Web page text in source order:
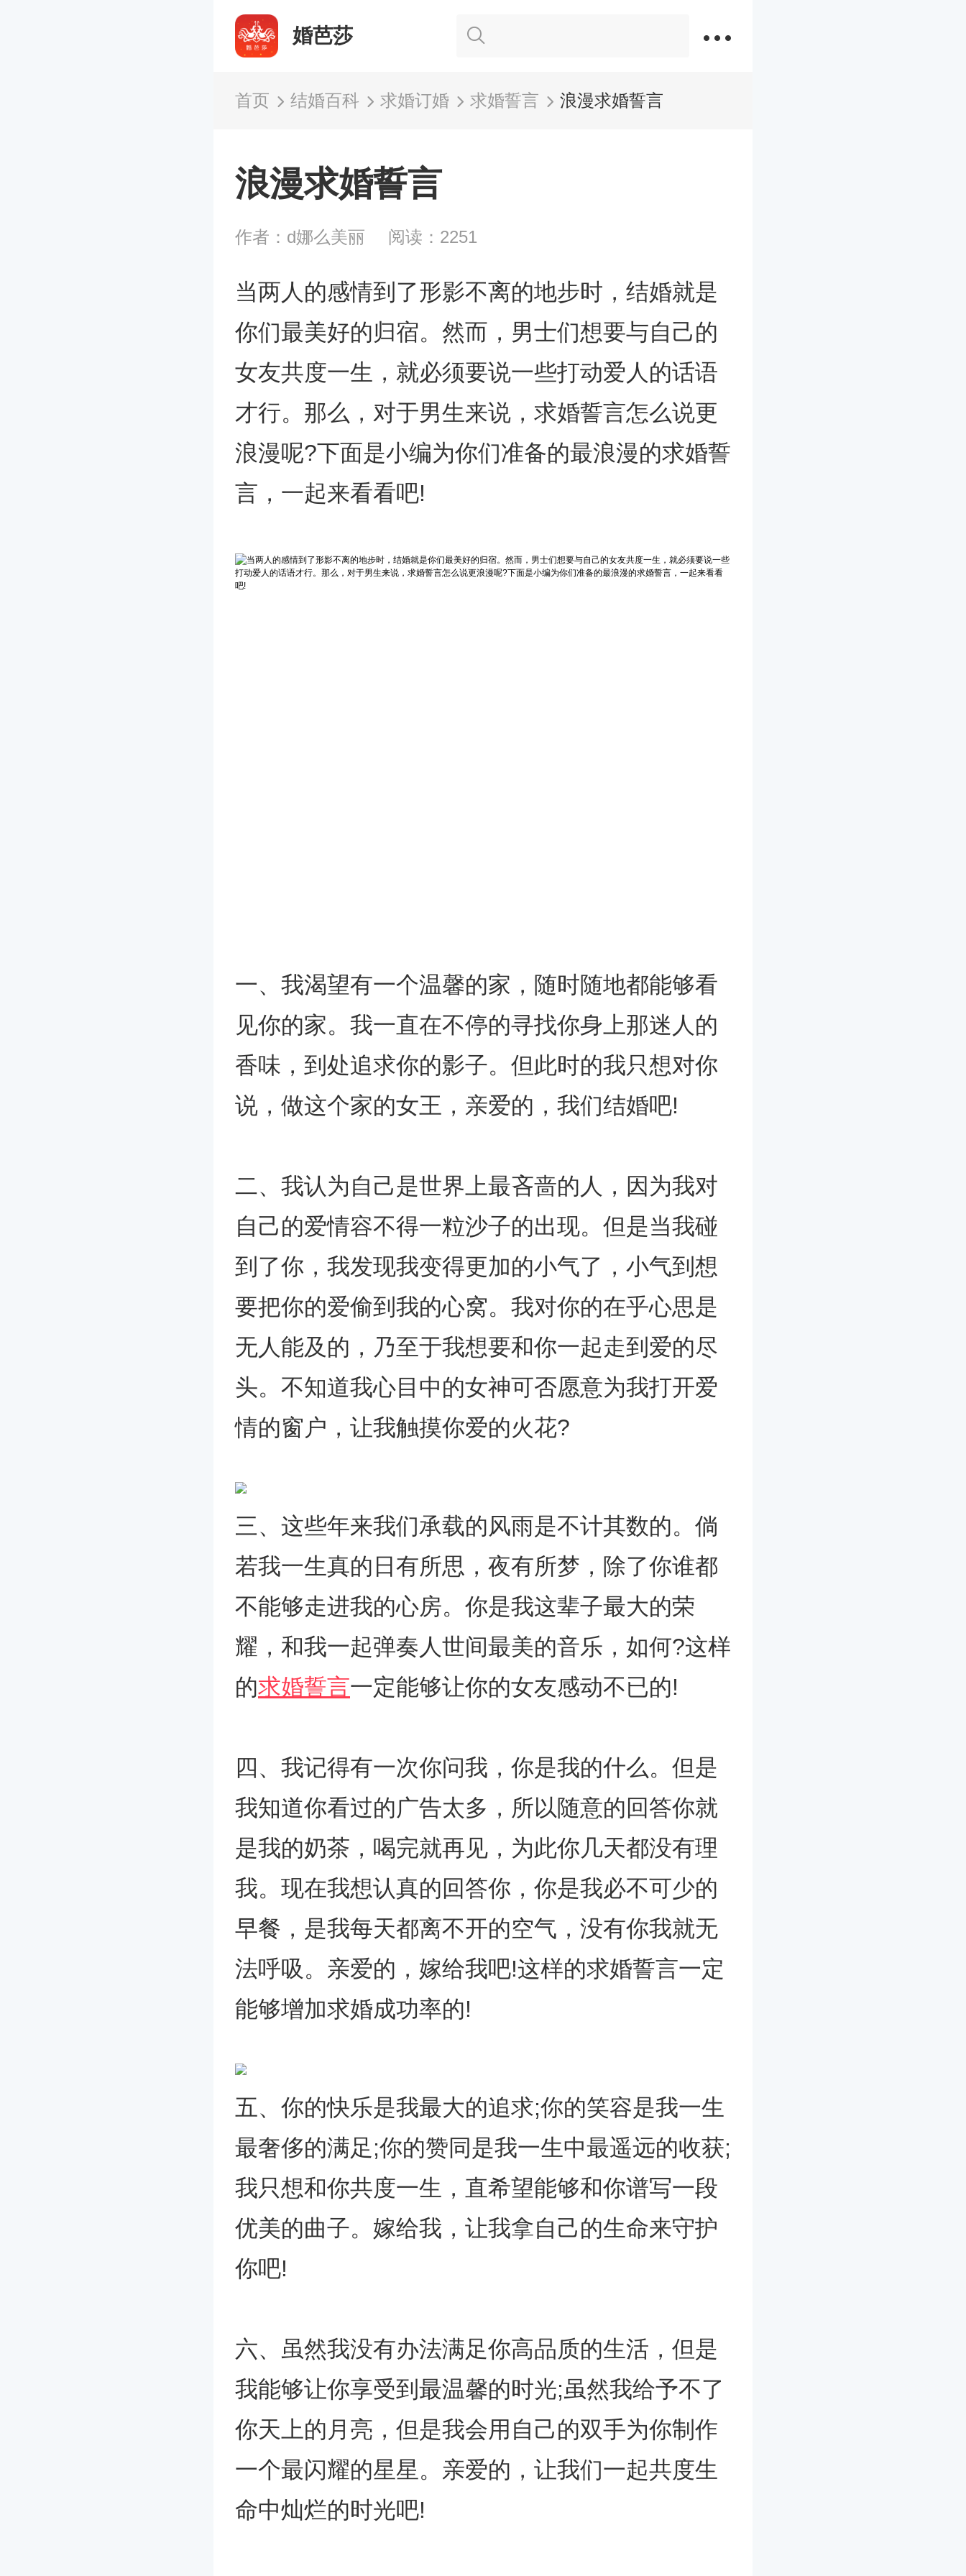
婚芭莎
首页 结婚百科 求婚订婚 求婚誓言 浪漫求婚誓言
浪漫求婚誓言
作者：d娜么美丽 阅读：2251
当两人的感情到了形影不离的地步时，结婚就是
你们最美好的归宿。然而，男士们想要与自己的
女友共度一生，就必须要说一些打动爱人的话语
才行。那么，对于男生来说，求婚誓言怎么说更
浪漫呢?下面是小编为你们准备的最浪漫的求婚誓
言，一起来看看吧!
一、我渴望有一个温馨的家，随时随地都能够看
见你的家。我一直在不停的寻找你身上那迷人的
香味，到处追求你的影子。但此时的我只想对你
说，做这个家的女王，亲爱的，我们结婚吧!
二、我认为自己是世界上最吝啬的人，因为我对
自己的爱情容不得一粒沙子的出现。但是当我碰
到了你，我发现我变得更加的小气了，小气到想
要把你的爱偷到我的心窝。我对你的在乎心思是
无人能及的，乃至于我想要和你一起走到爱的尽
头。不知道我心目中的女神可否愿意为我打开爱
情的窗户，让我触摸你爱的火花?
三、这些年来我们承载的风雨是不计其数的。倘
若我一生真的日有所思，夜有所梦，除了你谁都
不能够走进我的心房。你是我这辈子最大的荣
耀，和我一起弹奏人世间最美的音乐，如何?这样
的求婚誓言一定能够让你的女友感动不已的!
四、我记得有一次你问我，你是我的什么。但是
我知道你看过的广告太多，所以随意的回答你就
是我的奶茶，喝完就再见，为此你几天都没有理
我。现在我想认真的回答你，你是我必不可少的
早餐，是我每天都离不开的空气，没有你我就无
法呼吸。亲爱的，嫁给我吧!这样的求婚誓言一定
能够增加求婚成功率的!
五、你的快乐是我最大的追求;你的笑容是我一生
最奢侈的满足;你的赞同是我一生中最遥远的收获;
我只想和你共度一生，直希望能够和你谱写一段
优美的曲子。嫁给我，让我拿自己的生命来守护
你吧!
六、虽然我没有办法满足你高品质的生活，但是
我能够让你享受到最温馨的时光;虽然我给予不了
你天上的月亮，但是我会用自己的双手为你制作
一个最闪耀的星星。亲爱的，让我们一起共度生
命中灿烂的时光吧!